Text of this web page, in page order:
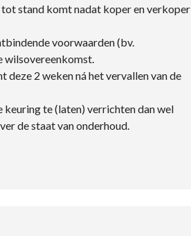
stand komt nadat koper en verkoper
voorwaarden (bv.
wilsovereenkomst.
2 weken ná het vervallen van de
te (laten) verrichten dan wel
de staat van onderhoud.